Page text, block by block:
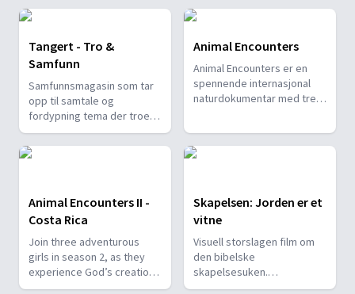
Tangert - Tro &
Samfunn
Samfunnsmagasin som tar
opp til samtale og
fordypning tema der troen
berører samfunnsspørsmål.
Animal Encounters
Animal Encounters er en
spennende internasjonal
naturdokumentar med tre
Brasil. I hver episode deler
de sine personlige
Animal Encounters II -
Costa Rica
Join three adventurous
girls in season 2, as they
experience God’s creation
first-hand and meet people
Skapelsen: Jorden er et
vitne
Visuell storslagen film om
den bibelske
skapelsesuken.
Filmprodusenten tar seerne